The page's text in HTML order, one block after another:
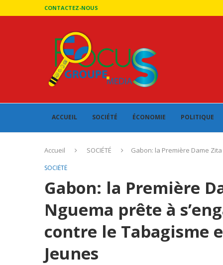
CONTACTEZ-NOUS
ACCUEIL SOCIÉTÉ ÉCONOMIE POLITIQUE
Accueil SOCIÉTÉ Gabon: la Première Dame
SOCIÉTÉ
Gabon: la Première
Nguema prête à
contre le Tabagisme
Jeunes